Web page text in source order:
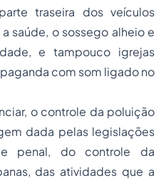
traseira dos veículos
saúde, o sossego alheio e
e tampouco igrejas
com som ligado no
o controle da poluição
dada pelas legislações
penal, do controle da
das atividades que a